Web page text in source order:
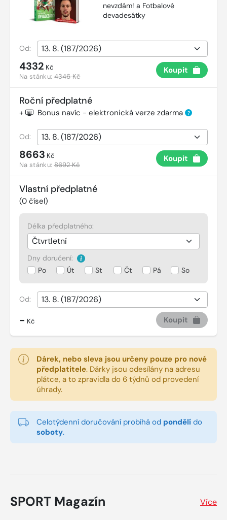
nevzdám! a Fotbalové
devadesátky
Od:
4332 Kč
Na stánku:4346 Kč
Koupit
Roční předplatné
+ Bonus navíc - elektronická verze zdarma ?
Od:
8663 Kč
Na stánku:8692 Kč
Koupit
Vlastní předplatné
(0 čísel)
Délka předplatného:
Dny doručení:
Po
Út St Čt Pá So
Od:
- Kč Koupit
Dárek, nebo sleva jsou určeny pouze pro nové
předplatitele. Dárky jsou odesílány na adresu
plátce, a to zpravidla do 6 týdnů od provedení
úhrady.
Celotýdenní doručování probíhá od pondělí do
soboty.
SPORT Magazín Více